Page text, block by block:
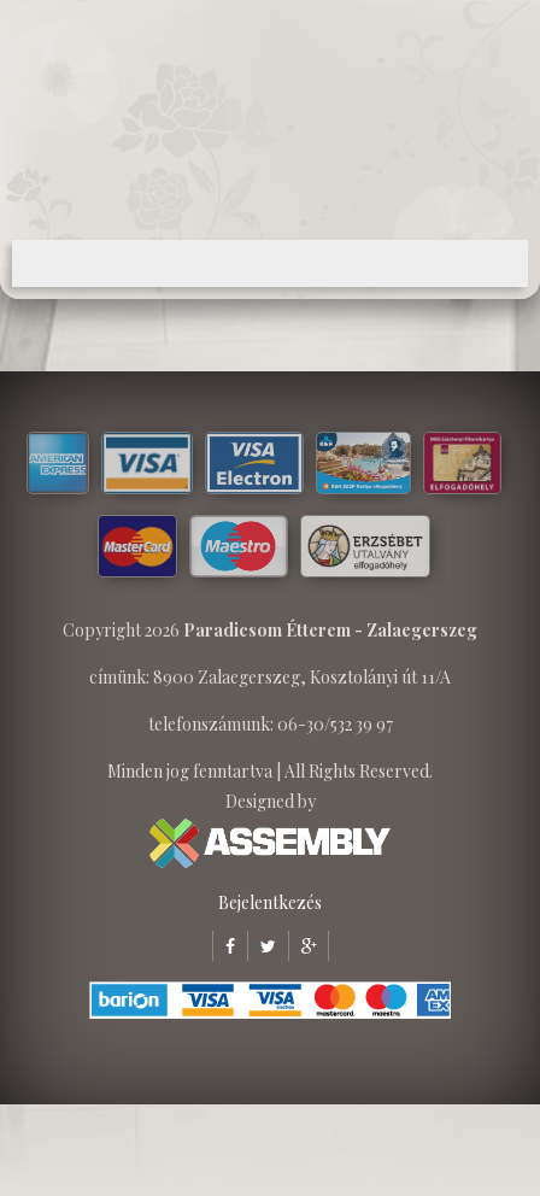
Copyright 2026 Paradicsom Étterem - Zalaegerszeg
címünk: 8900 Zalaegerszeg, Kosztolányi út 11/A
telefonszámunk: 06-30/532 39 97
Minden jog fenntartva | All Rights Reserved.
Designed by
Bejelentkezés